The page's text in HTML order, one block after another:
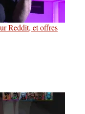
Reddit, et offres